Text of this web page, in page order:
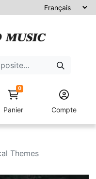
0
Panier Compte
Themes